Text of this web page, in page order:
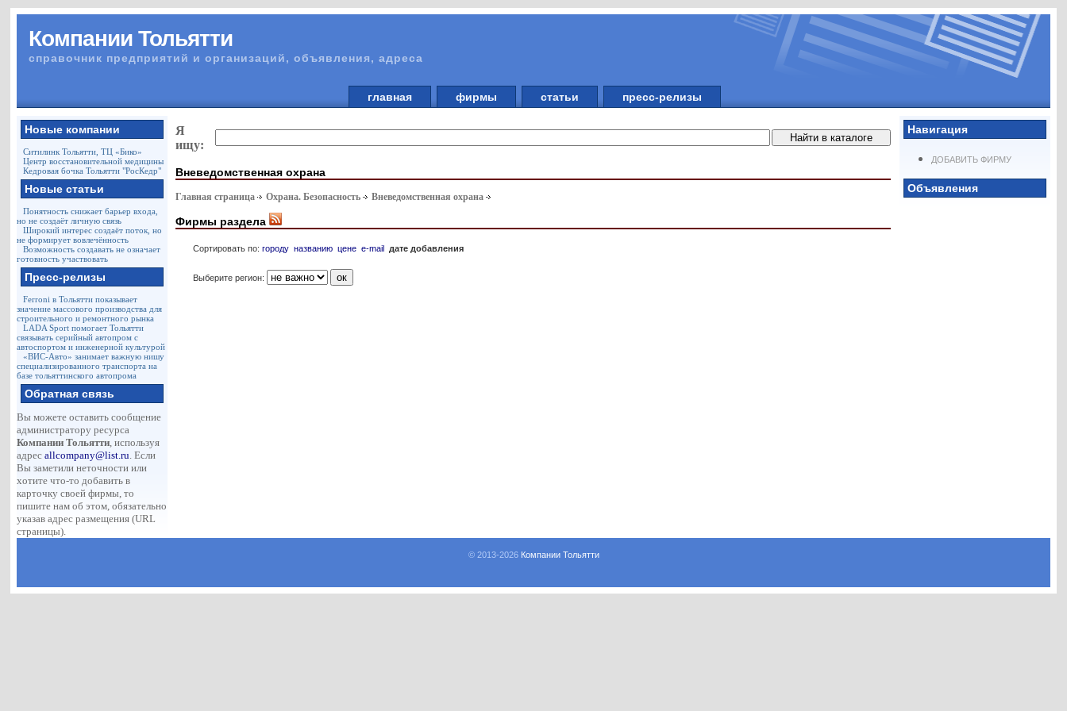
Компании Тольятти
справочник предприятий и организаций, объявления, адреса
главная фирмы статьи пресс-релизы
Новые компании
Ситилинк Тольятти, ТЦ «Бико»
Центр восстановительной медицины
Кедровая бочка Тольятти "РосКедр"
Новые статьи
Понятность снижает барьер входа,
но не создаёт личную связь
Широкий интерес создаёт поток, но
не формирует вовлечённость
Возможность создавать не означает
готовность участвовать
Пресс-релизы
Ferroni в Тольятти показывает
значение массового производства для
строительного и ремонтного рынка
LADA Sport помогает Тольятти
связывать серийный автопром с
автоспортом и инженерной культурой
«ВИС-Авто» занимает важную нишу
специализированного транспорта на
базе тольяттинского автопрома
Обратная связь
Вы можете оставить сообщение
администратору ресурса
Компании Тольятти, используя
адресallcompany@list.ru. Если
Вы заметили неточности или
хотите что-то добавить в
карточку своей фирмы, то
пишите нам об этом, обязательно
указав адрес размещения (URL
страницы).
Навигация
ДОБАВИТЬ ФИРМУ
Объявления
Я
ищу:
Вневедомственная охрана
Главная страница Охрана. Безопасность Вневедомственная охрана
Фирмы раздела
Сортировать по:городу названию цене e-mail дате добавления
Выберите регион:
© 2013-2026 Компании Тольятти